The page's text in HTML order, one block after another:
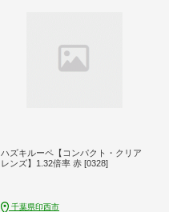
ハズキルーペ【コンパクト・クリア
レンズ】1.32倍率 赤 [0328]
千葉県印西市